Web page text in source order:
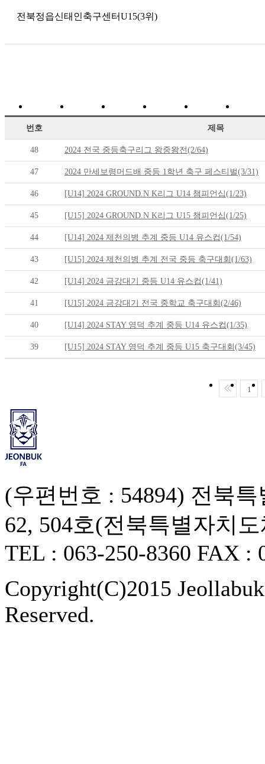
전북정읍신태인축구센터U15(3위)
번호 제목
48 2024 전국 중등축구리그 왕중왕전(2/64)
47 2024 만세보령머드배 중등 1학년 축구 페스티벌(3/31)
46 [U14] 2024 GROUND.N K리그 U14 챔피언십(1/23)
45 [U15] 2024 GROUND.N K리그 U15 챔피언십(1/25)
44 [U14] 2024 제천의병 추계 중등 U14 유스컵(1/54)
43 [U15] 2024 제천의병 추계 전국 중등 축구대회(1/63)
42 [U14] 2024 금강대기 중등 U14 유스컵(1/41)
41 [U15] 2024 금강대기 전국 중학교 축구대회(2/46)
40 [U14] 2024 STAY 영덕 추계 중등 U14 유스컵(1/35)
39 [U15] 2024 STAY 영덕 추계 중등 U15 축구대회(3/45)
1
(우편번호 : 54894) 전북
62, 504호(전북특별자치
TEL : 063-250-8360 FAX :
Copyright(C)2015
Reserved.